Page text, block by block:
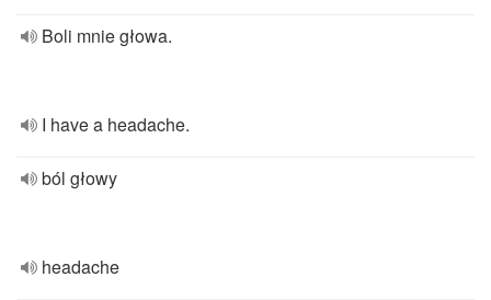
Boli mnie głowa.
I have a headache.
ból głowy
headache